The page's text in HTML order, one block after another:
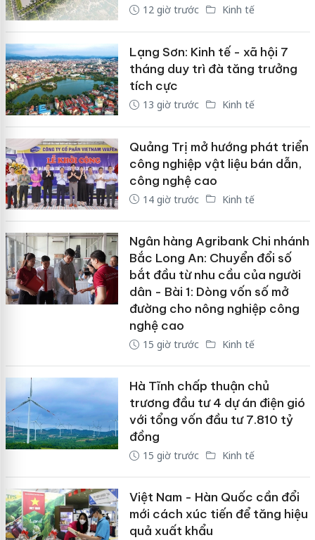
12 giờ trước Kinh tế
Lạng Sơn: Kinh tế - xã hội 7
tháng duy trì đà tăng trưởng
tích cực
13 giờ trước Kinh tế
Quảng Trị mở hướng phát triển
công nghiệp vật liệu bán dẫn,
công nghệ cao
14 giờ trước Kinh tế
Ngân hàng Agribank Chi nhánh
Bắc Long An: Chuyển đổi số
bắt đầu từ nhu cầu của người
dân - Bài 1: Dòng vốn số mở
đường cho nông nghiệp công
nghệ cao
15 giờ trước Kinh tế
Hà Tĩnh chấp thuận chủ
trương đầu tư 4 dự án điện gió
với tổng vốn đầu tư 7.810 tỷ
đồng
15 giờ trước Kinh tế
Việt Nam - Hàn Quốc cần đổi
mới cách xúc tiến để tăng hiệu
quả xuất khẩu